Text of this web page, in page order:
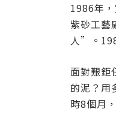
1986年
紫砂工藝
人”。
面對艱鉅
的泥？用
時8個月